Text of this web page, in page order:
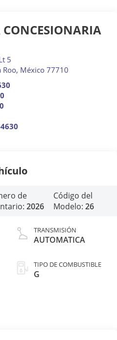
5
Roo, México 77710
de
2026
Código del
Modelo:26
TRANSMISIÓN
AUTOMATICA
TIPO DE COMBUSTIBLE
G